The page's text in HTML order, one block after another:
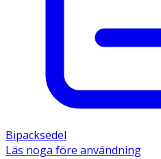
Bipacksedel
Läs noga före användning